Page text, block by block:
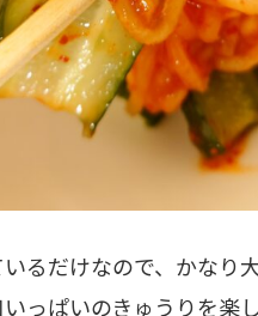
るだけなので、かなり
っぱいのきゅうりを楽